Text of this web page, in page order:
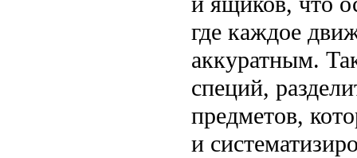
где каждое
аккуратным.
специй,
предметов,
и